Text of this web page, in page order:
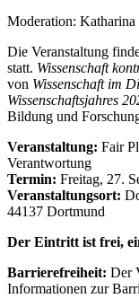
Moderation: Katharina
Die Veranstaltung
statt. Wissenschaft
von Wissenschaft im
Wissenschaftsjahres
Bildung und
Veranstaltung: Fair
Verantwortung
Termin: Freitag, 27.
Veranstaltungsort:
44137 Dortmund
Der Eintritt ist frei,
Barrierefreiheit: Der
Informationen zur